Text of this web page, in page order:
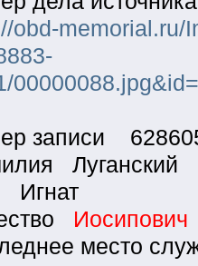
obd-memorial.ru/
записи
Луганский
Игнат
Иосипович
место